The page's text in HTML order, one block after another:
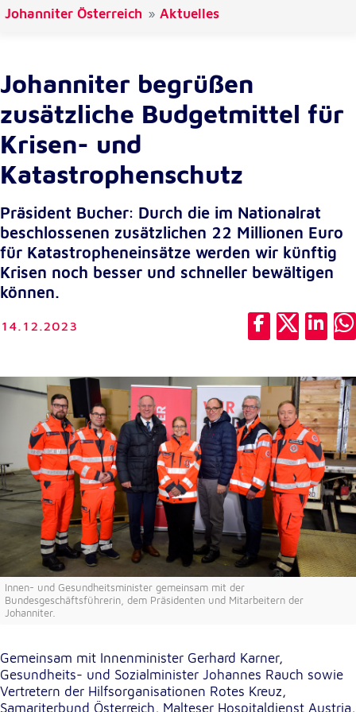
Johanniter Österreich Aktuelles
Johanniter begrüßen
zusätzliche Budgetmittel für
Krisen- und
Katastrophenschutz
Präsident Bucher: Durch die im Nationalrat
beschlossenen zusätzlichen 22 Millionen Euro
für Katastropheneinsätze werden wir künftig
Krisen noch besser und schneller bewältigen
können.
14.12.2023
Innen- und Gesundheitsminister gemeinsam mit der
Bundesgeschäftsführerin, dem Präsidenten und Mitarbeitern der
Johanniter.
Gemeinsam mit Innenminister Gerhard Karner,
Gesundheits- und Sozialminister Johannes Rauch sowie
Vertretern der Hilfsorganisationen Rotes Kreuz,
Samariterbund Österreich, Malteser Hospitaldienst Austria,
Einverständnis-Cookie
Name:
cookie_consent
Zweck:
Dieser Cookie speichert die ausgewählten
Cookie Laufzeit:
1 Jahr
Statistik Cookies erfassen Informationen anonym.
Google Analytics
Name:
_ga, _gid, _gac_gb_
Anbieter:
Google LLC
Zweck:
Erhebung von Statistiken zur Website-Nutzung
Cookie Laufzeit:
24 Stunden - 2 Jahre
Anbieter:
Google LLC